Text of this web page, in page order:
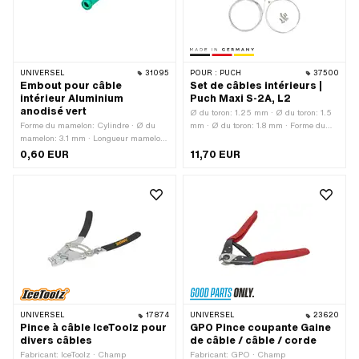
UNIVERSEL 31095
Embout pour câble
intérieur Aluminium
anodisé vert
Forme du mamelon: Cylindre · Ø du
mamelon: 3.1 mm · Longueur mamelon:
12.4 mm · Ø collerette: 4 mm · Couleur:
vert · Ø passage de câble: 2.2 mm ·
0,60 EUR
POUR : PUCH 37500
Set de câbles intérieurs |
Puch Maxi S-2A, L2
Ø du toron: 1.25 mm · Ø du toron: 1.5
mm · Ø du toron: 1.8 mm · Forme du
mamelon: Tonneau (transversal) ·
Forme du mamelon: ampoules ·
Matériau: Acier · Longueur totale: 1400
11,70 EUR
UNIVERSEL 17874
Pince à câble IceToolz pour
divers câbles
Fabricant: IceToolz · Champ
UNIVERSEL 23620
GPO Pince coupante Gaine
de câble / câble / corde
Fabricant: GPO · Champ